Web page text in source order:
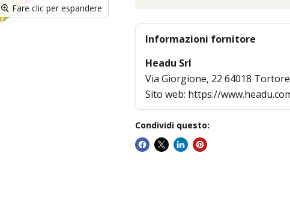
Fare clic per espandere
Informazioni fornitore
Headu Srl
Via Giorgione, 22 64018
Sito web: https://
Condividi questo: